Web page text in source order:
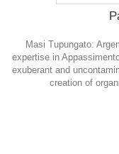
Masi Tupungato:
expertise in
exuberant and
creation of